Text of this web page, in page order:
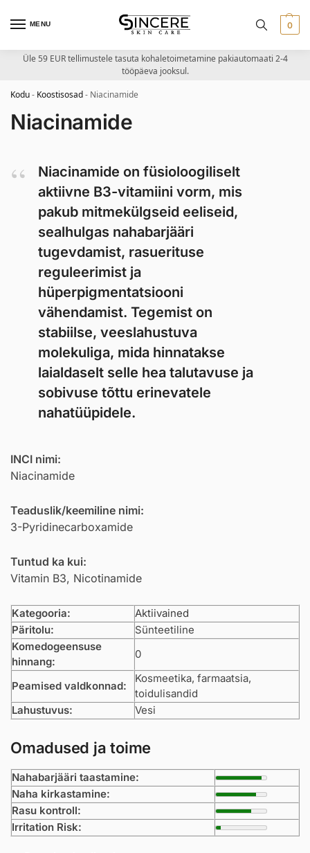
MENU 0
Üle 59 EUR tellimustele tasuta kohaletoimetamine pakiautomaati 2-4
tööpäeva jooksul.
Kodu- Koostisosad- Niacinamide
Niacinamide
Niacinamide on füsioloogiliselt
aktiivne B3-vitamiini vorm, mis
pakub mitmekülgseid eeliseid,
sealhulgas nahabarjääri
tugevdamist, rasuerituse
reguleerimist ja
hüperpigmentatsiooni
vähendamist. Tegemist on
stabiilse, veeslahustuva
molekuliga, mida hinnatakse
laialdaselt selle hea talutavuse ja
sobivuse tõttu erinevatele
nahatüüpidele.
INCI nimi:
Niacinamide
Teaduslik/keemiline nimi:
3-Pyridinecarboxamide
Tuntud ka kui:
Vitamin B3, Nicotinamide
Kategooria:
Aktiivained
Päritolu:
Sünteetiline
Komedogeensuse
hinnang:
0
Peamised valdkonnad:
Kosmeetika, farmaatsia,
toidulisandid
Lahustuvus:
Vesi
Omadused ja toime
Nahabarjääri taastamine:
Naha kirkastamine:
Rasu kontroll:
Irritation Risk: